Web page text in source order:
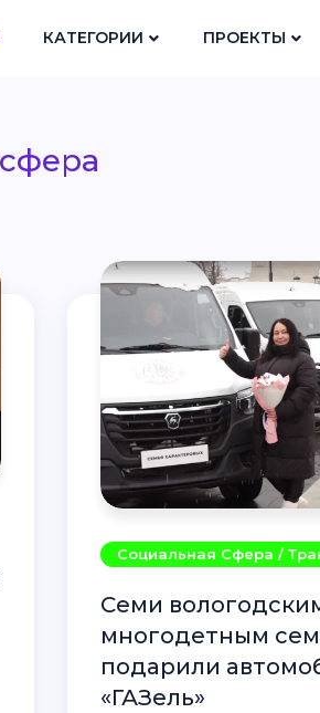
КАТЕГОРИИ ПРОЕКТЫ
Социальная Сфера /
Семи вологодским
многодетным
подарили
«ГАЗель»